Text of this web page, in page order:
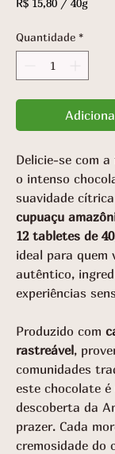
por
40
gramas
Quantidade *
Delicie-se com
o intenso
suavidade
cupuaçu
12 tabletes de
ideal para quem
autêntico,
experiências
Produzido com
rastreável,
comunidades
este chocolate
descoberta da
prazer. Cada
cremosidade do